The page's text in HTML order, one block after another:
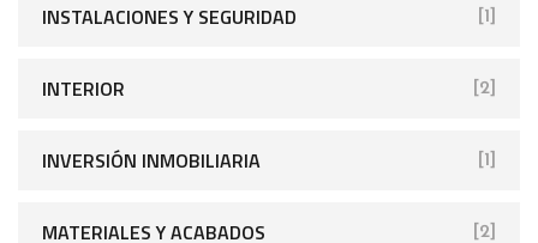
INSTALACIONES Y SEGURIDAD [1]
INTERIOR [2]
INVERSIÓN INMOBILIARIA [1]
MATERIALES Y ACABADOS [2]